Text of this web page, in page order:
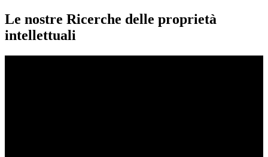
Le nostre Ricerche delle proprietà
intellettuali